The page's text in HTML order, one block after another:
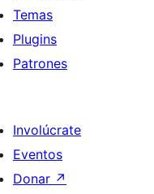
Temas
Plugins
Patrones
Involúcrate
Eventos
Donar ↗